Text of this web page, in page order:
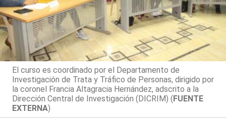
El curso es coordinado por el Departamento de
Investigación de Trata y Tráfico de Personas, dirigido por
la coronel Francia Altagracia Hernández, adscrito a la
Dirección Central de Investigación (DICRIM) (FUENTE
EXTERNA)